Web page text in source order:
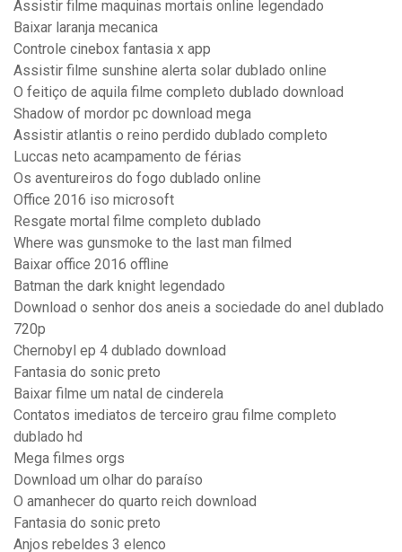
Assistir filme maquinas mortais online legendado
Baixar laranja mecanica
Controle cinebox fantasia x app
Assistir filme sunshine alerta solar dublado online
O feitiço de aquila filme completo dublado download
Shadow of mordor pc download mega
Assistir atlantis o reino perdido dublado completo
Luccas neto acampamento de férias
Os aventureiros do fogo dublado online
Office 2016 iso microsoft
Resgate mortal filme completo dublado
Where was gunsmoke to the last man filmed
Baixar office 2016 offline
Batman the dark knight legendado
Download o senhor dos aneis a sociedade do anel dublado
720p
Chernobyl ep 4 dublado download
Fantasia do sonic preto
Baixar filme um natal de cinderela
Contatos imediatos de terceiro grau filme completo
dublado hd
Mega filmes orgs
Download um olhar do paraíso
O amanhecer do quarto reich download
Fantasia do sonic preto
Anjos rebeldes 3 elenco